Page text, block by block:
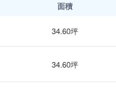
面積
34.60坪
34.60坪